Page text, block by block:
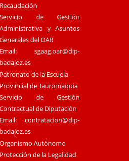
Recaudación
Servicio de Gestión
Administrativa y Asuntos
Generales del OAR
Email:sgaag.oar@dip-
badajoz.es
Patronato de la Escuela
Provincial de Tauromaquia
Servicio de Gestión
Contractual de Diputación
Email:contratacion@dip-
badajoz.es
Organismo Autónomo
Protección de la Legalidad